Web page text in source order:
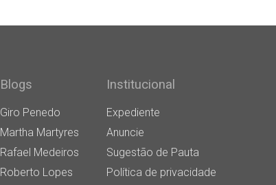
Blogs
Giro Penedo
Martha Martyres
Rafael Medeiros
Roberto Lopes
Institucional
Expediente
Anuncie
Sugestão de Pauta
Política de privacidade